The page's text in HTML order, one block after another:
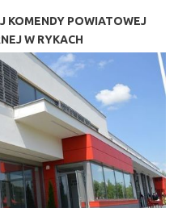
KOMENDY POWIATOWEJ
W RYKACH